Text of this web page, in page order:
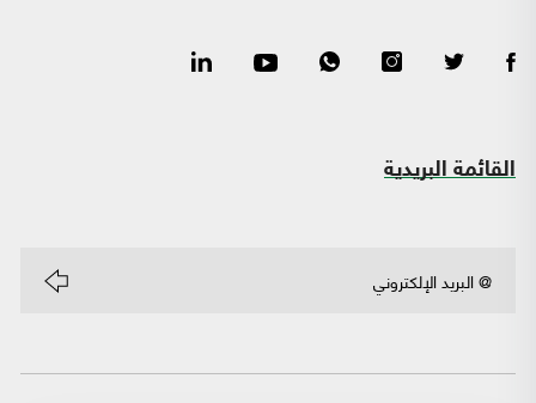
القائمة البريدية